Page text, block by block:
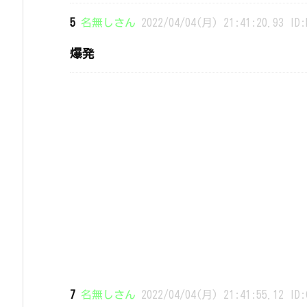
5 名無しさん 2022/04/04(月) 21:41:20.93
爆発
7 名無しさん 2022/04/04(月) 21:41:55.12